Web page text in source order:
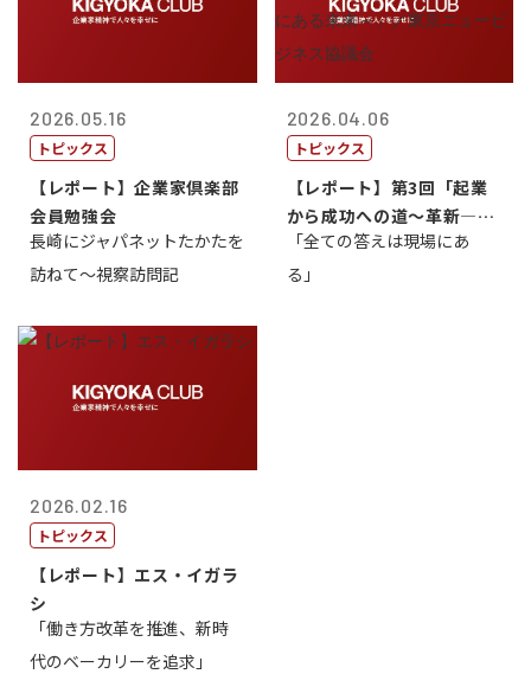
2026.05.16
トピックス
【レポート】企業家倶楽部
会員勉強会
長崎にジャパネットたかたを
訪ねて～視察訪問記
2026.04.06
トピックス
【レポート】第3回「起業
から成功への道～革新―挑
戦の先にある...
「全ての答えは現場にあ
る」
2026.02.16
トピックス
【レポート】エス・イガラ
シ
「働き方改革を推進、新時
代のベーカリーを追求」